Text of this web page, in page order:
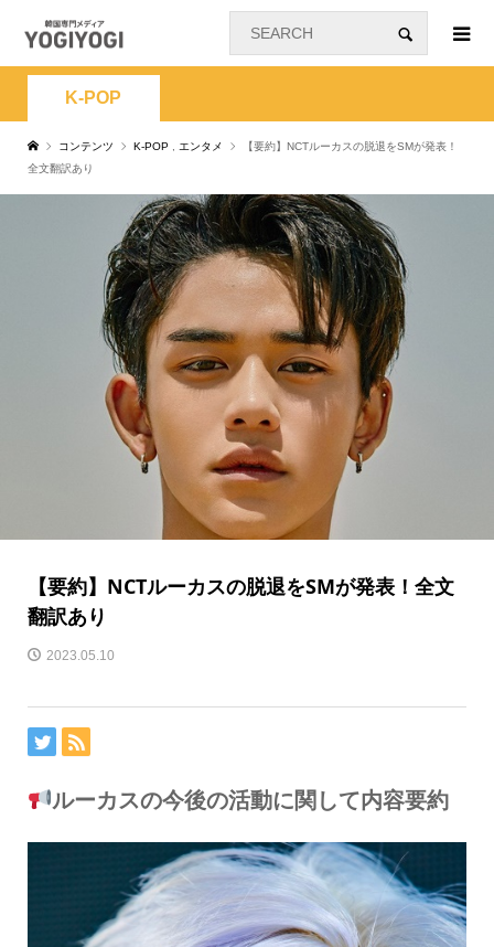
K-POP
コンテンツ K-POP エンタメ
【要約】NCTルーカスの脱退をSMが発表！
全文翻訳あり
【要約】NCTルーカスの脱退をSMが発表！全文
翻訳あり
2023.05.10
ルーカスの今後の活動に関して内容要約